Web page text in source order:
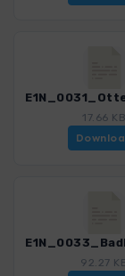
17.66 KB
92.27